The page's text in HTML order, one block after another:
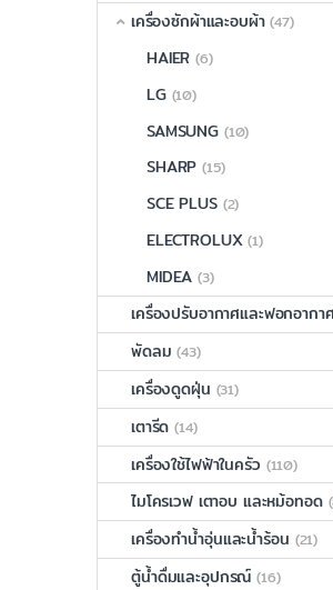
เครื่องซักผ้าและอบผ้า (47)
HAIER (6)
LG (10)
SAMSUNG (10)
SHARP (15)
SCE PLUS (2)
ELECTROLUX (1)
MIDEA (3)
เครื่องปรับอากาศและฟอกอากาศ
พัดลม (43)
เครื่องดูดฝุ่น (31)
เตารีด (14)
เครื่องใช้ไฟฟ้าในครัว (110)
ไมโครเวฟ เตาอบ และหม้อทอด
เครื่องทำน้ำอุ่นและน้ำร้อน (21)
ตู้น้ำดื่มและอุปกรณ์ (16)